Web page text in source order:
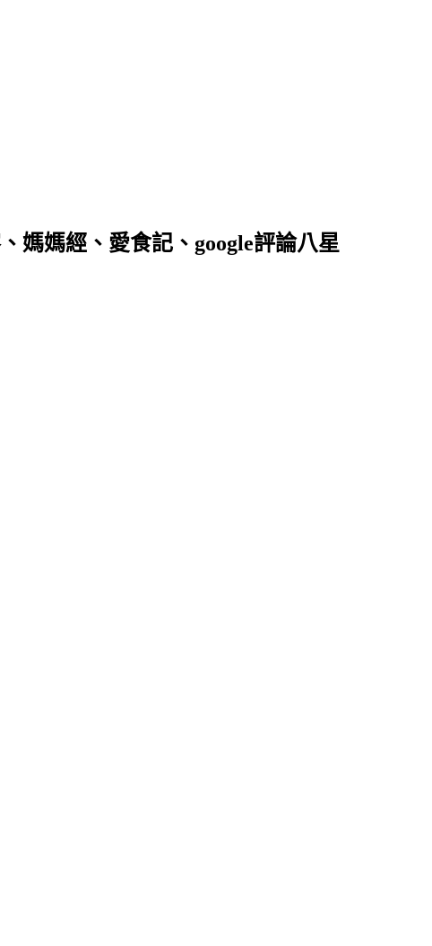
媽媽經、愛食記、google評論八星